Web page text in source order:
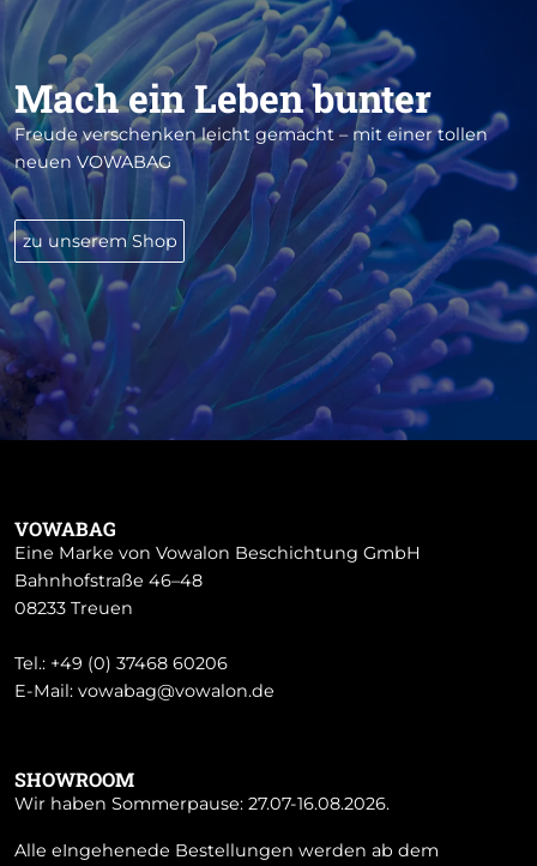
Mach ein Leben bunter
Freude verschenken leicht gemacht – mit einer tollen
neuen VOWABAG
zu unserem Shop
VOWABAG
Eine Marke von Vowalon Beschichtung GmbH
Bahnhofstraße 46–48
08233 Treuen
Tel.: +49 (0) 37468 60206
E-Mail: vowabag@vowalon.de
SHOWROOM
Wir haben Sommerpause: 27.07-16.08.2026.
Alle eIngehenede Bestellungen werden ab dem